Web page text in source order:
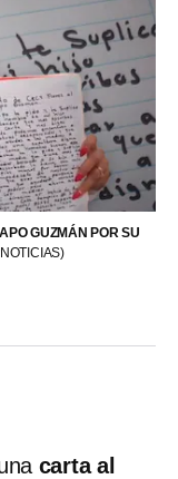
GUZMÁN POR SU
carta al